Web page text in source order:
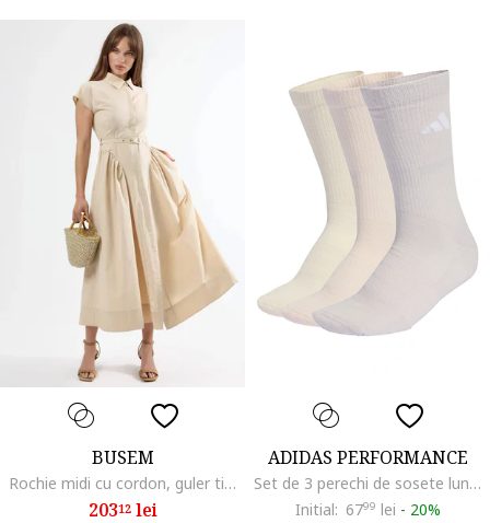
BUSEM
Rochie midi cu cordon, guler tip camasa, bej, bumbac si poliester
20312lei
ADIDAS PERFORMANCE
Set de 3 perechi de sosete lungi cu model unisex, Galben/Roz prafuit/Liliac prafuit
Initial: 6799 lei - 20%